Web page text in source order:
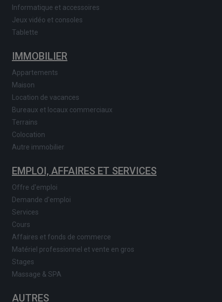
Informatique et accessoires
Jeux vidéo et consoles
Tablette
IMMOBILIER
Appartements
Maison
Location de vacances
Bureaux et locaux commerciaux
Terrains
Colocation
Autre immobilier
EMPLOI, AFFAIRES ET SERVICES
Offre d'emploi
Demande d'emploi
Services
Cours
Affaires et fonds de commerce
Matériel professionnel et vente en gros
Stages
Massage & SPA
AUTRES